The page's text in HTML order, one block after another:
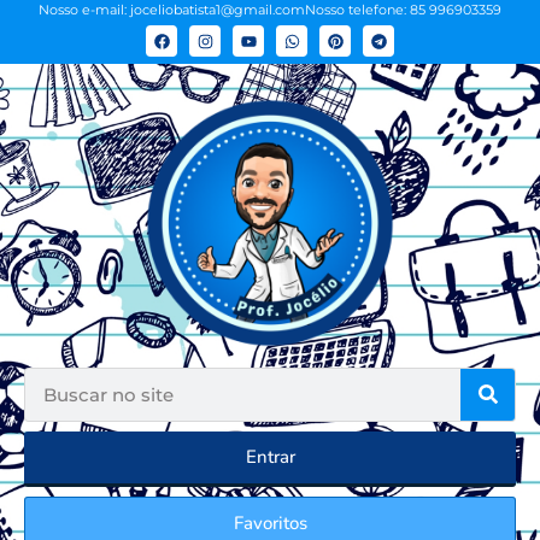
Nosso e-mail: joceliobatista1@gmail.comNosso telefone: 85 996903359
Entrar
Favoritos